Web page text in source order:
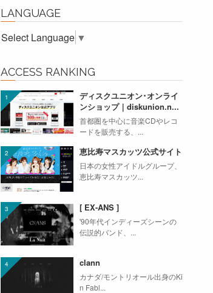
LANGUAGE
Select Language ▼
ACCESS RANKING
ディスクユニオン･オンライ
ンショップ｜diskunion.n...
首都圏を中心に音楽CDやレコ
ードを販売する、...
恵比寿マスカッツ公式サイト
日本の女性アイドルグループ、
恵比寿マスカッツ...
[ EX-ANS ]
'90年代インディーズシーンの
伝説的バンド、...
clann
カナダ/モントリオール出身のKi
n Fabl...